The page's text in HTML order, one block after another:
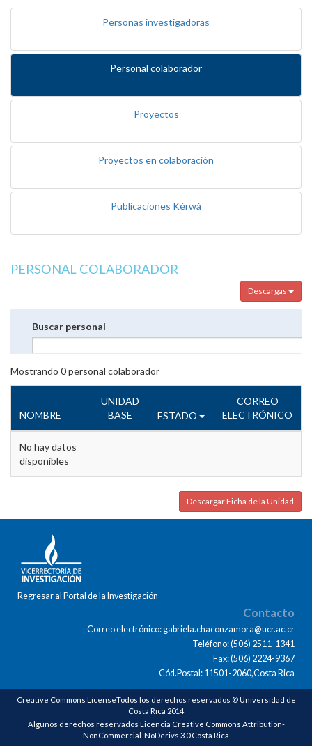
Personas investigadoras
Personal colaborador
Proyectos
Proyectos en colaboración
Publicaciones Kérwá
PERSONAL COLABORADOR
Descargas
Buscar personal
Mostrando 0personal colaborador
NOMBRE
UNIDAD
BASE
ESTADO
CORREO
ELECTRÓNICO
No hay datos
disponibles
Descargar Ficha de la Unidad
Regresar al Portal de la Investigación
Contacto
Correo electrónico: gabriela.chaconzamora@ucr.ac.cr
Teléfono: (506) 2511-1341
Fax: (506) 2224-9367
Cód.Postal: 11501-2060,Costa Rica
Creative Commons LicenseTodos los derechos reservados © Universidad de
Costa Rica 2014
Algunos derechos reservados Licencia Creative Commons Attribution-
NonCommercial-NoDerivs 3.0 Costa Rica